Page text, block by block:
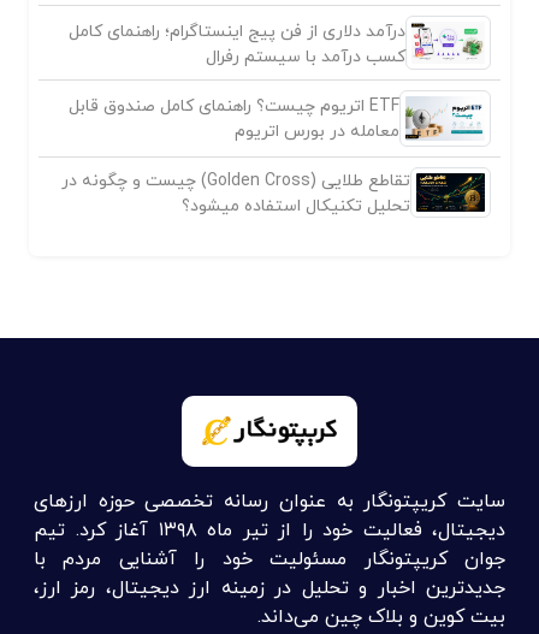
درآمد دلاری از فن پیج اینستاگرام؛ راهنمای کامل
کسب درآمد با سیستم رفرال
ETF اتریوم چیست؟ راهنمای کامل صندوق قابل
معامله در بورس اتریوم
تقاطع طلایی (Golden Cross) چیست و چگونه در
تحلیل تکنیکال استفاده میشود؟
سایت کریپتونگار به عنوان رسانه تخصصی حوزه ارزهای
دیجیتال، فعالیت خود را از تیر ماه ۱۳۹۸ آغاز کرد. تیم
جوان کریپتونگار مسئولیت خود را آشنایی مردم با
جدیدترین اخبار و تحلیل در زمینه ارز دیجیتال، رمز ارز،
بیت کوین و بلاک چین می‌داند.